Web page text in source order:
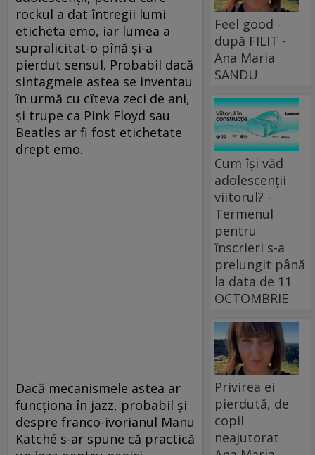
rockul a dat întregii lumi
eticheta emo, iar lumea a
supralicitat-o pînă şi-a
pierdut sensul. Probabil dacă
sintagmele astea se inventau
în urmă cu cîteva zeci de ani,
şi trupe ca Pink Floyd sau
Beatles ar fi fost etichetate
drept emo.
Dacă mecanismele astea ar
funcţiona în jazz, probabil şi
despre franco-ivorianul Manu
Katché s-ar spune că practică
Feel good -
după FILIT -
Ana Maria
SANDU
Cum își văd
adolescenții
viitorul? -
Termenul
pentru
înscrieri s-a
prelungit până
la data de 11
OCTOMBRIE
Privirea ei
pierdută, de
copil
neajutorat